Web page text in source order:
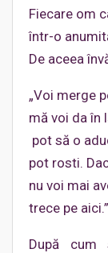
Fiecare om
într-o
De aceea
„Voi merge
mă voi da în
pot să o
pot rosti.
nu voi mai
trece pe
După cum